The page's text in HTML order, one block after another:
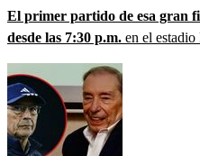
El primer partido de esa gran
desde las 7:30 p.m. en el